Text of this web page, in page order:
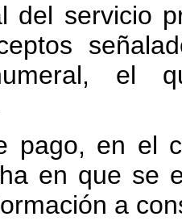
del servicio
el
pago, en el
en que se
a